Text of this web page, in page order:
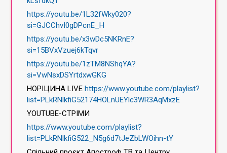
https://youtu.be/1L32fWky020?
si=GJCChvI0gDPcnE_H
https://youtu.be/x3wDc5NKRnE?
si=15BVxVzuej6kTqvr
https://youtu.be/1zTM8NShqYA?
si=VwNsxDSYrtdxwGKG
НОРІЦИНА LIVE https://www.youtube.com/playlist?
list=PLkRNlkfiG52174HOLnUEYlc3WR3AqMxzE
YOUTUBE-СТРІМИ
https://www.youtube.com/playlist?
list=PLkRNlkfiG522_N5g6d7tJeZbLWOihn-tY